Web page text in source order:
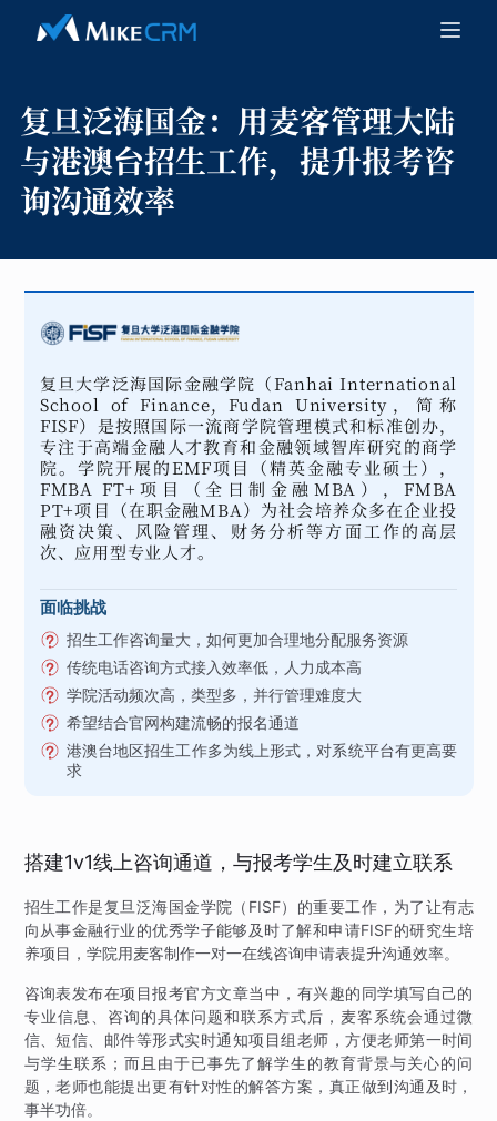
复旦泛海国金： 用麦客管理大陆
与港澳台招生工作，提升报考咨
询沟通效率
复旦大学泛海国际金融学院（Fanhai International
School of Finance, Fudan University，简称
FISF）是按照国际一流商学院管理模式和标准创办，
专注于高端金融人才教育和金融领域智库研究的商学
院。学院开展的EMF项目（精英金融专业硕士），
FMBA FT+项目（全日制金融MBA），FMBA
PT+项目（在职金融MBA）为社会培养众多在企业投
融资决策、风险管理、财务分析等方面工作的高层
次、应用型专业人才。
面临挑战
招生工作咨询量大，如何更加合理地分配服务资源
传统电话咨询方式接入效率低，人力成本高
学院活动频次高，类型多，并行管理难度大
希望结合官网构建流畅的报名通道
港澳台地区招生工作多为线上形式，对系统平台有更高要
求
搭建1v1线上咨询通道，与报考学生及时建立联系
招生工作是复旦泛海国金学院（FISF）的重要工作，为了让有志
向从事金融行业的优秀学子能够及时了解和申请FISF的研究生培
养项目，学院用麦客制作一对一在线咨询申请表提升沟通效率。
咨询表发布在项目报考官方文章当中，有兴趣的同学填写自己的
专业信息、咨询的具体问题和联系方式后，麦客系统会通过微
信、短信、邮件等形式实时通知项目组老师，方便老师第一时间
与学生联系；而且由于已事先了解学生的教育背景与关心的问
题，老师也能提出更有针对性的解答方案，真正做到沟通及时，
事半功倍。